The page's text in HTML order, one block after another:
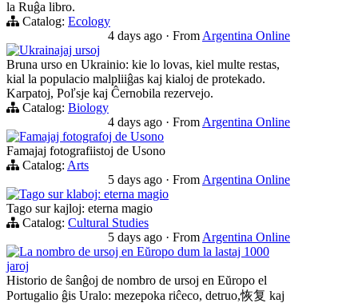
la Ruĝa libro.
Catalog: Ecology
4 days ago · From Argentina Online
Ukrainajaj ursoj
Bruna urso en Ukrainio: kie lo lovas, kiel multe restas,
kial la populacio malpliiĝas kaj kialoj de protekado.
Karpatoj, Poľsje kaj Ĉernobila rezervejo.
Catalog: Biology
4 days ago · From Argentina Online
Famajaj fotografoj de Usono
Famajaj fotografiistoj de Usono
Catalog: Arts
5 days ago · From Argentina Online
Tago sur klaboj: eterna magio
Tago sur kajloj: eterna magio
Catalog: Cultural Studies
5 days ago · From Argentina Online
La nombro de ursoj en Eŭropo dum la lastaj 1000
jaroj
Historio de ŝanĝoj de nombro de ursoj en Eŭropo el
Portugalio ĝis Uralo: mezepoka riĉeco, detruo,恢复 kaj